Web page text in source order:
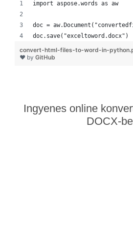
import aspose.words as aw
doc =
doc.save("exceltoword.docx")
convert-html-files-to-word-in-
❤ by GitHub
Ingyenes online
DOCX-be